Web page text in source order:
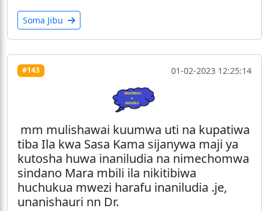
Soma Jibu
#143 01-02-2023 12:25:14
mm mulishawai kuumwa uti na kupatiwa
tiba Ila kwa Sasa Kama sijanywa maji ya
kutosha huwa inaniludia na nimechomwa
sindano Mara mbili ila nikitibiwa
huchukua mwezi harafu inaniludia .je,
unanishauri nn Dr.